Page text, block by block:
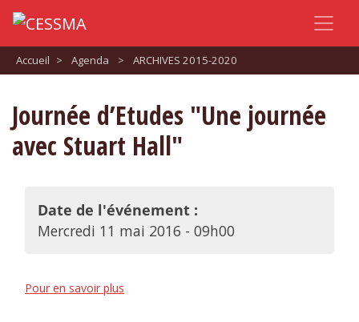
Accueil > Agenda > ARCHIVES 2015-2020
Journée d’Etudes "Une journée
avec Stuart Hall"
Date de l'événement :
Mercredi 11 mai 2016 - 09h00
Pour en savoir plus